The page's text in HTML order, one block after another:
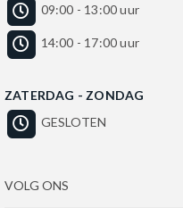
09:00 - 13:00 uur
14:00 - 17:00 uur
ZATERDAG - ZONDAG
GESLOTEN
VOLG ONS